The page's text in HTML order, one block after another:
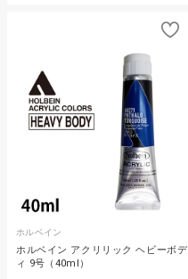
ホルベイン
ホルベイン アクリリック ヘビーボデ
ィ 9号（40ml）